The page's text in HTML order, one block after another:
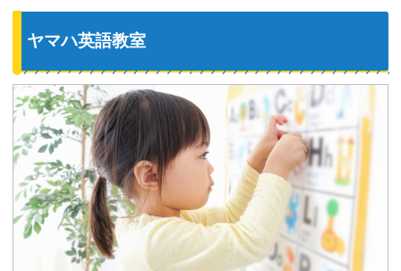
ヤマハ英語教室